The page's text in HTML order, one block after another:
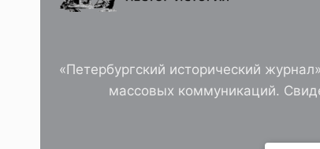
«Петербургский исторический
массовых коммуникаций.